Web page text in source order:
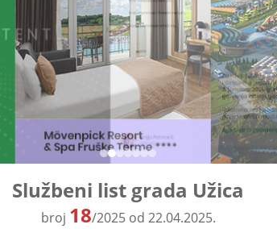
Službeni list grada Užica
broj 18/2025 od 22.04.2025.